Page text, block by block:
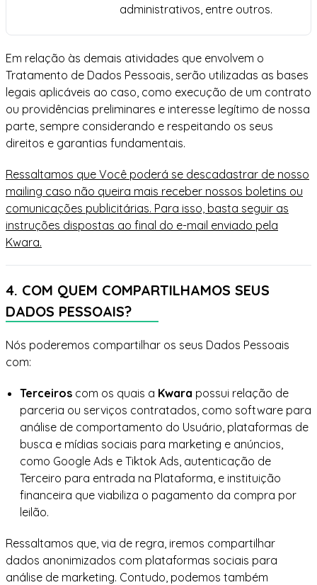
administrativos, entre outros.
Em relação às demais atividades que envolvem o
Tratamento de Dados Pessoais, serão utilizadas as bases
legais aplicáveis ao caso, como execução de um contrato
ou providências preliminares e interesse legítimo de nossa
parte, sempre considerando e respeitando os seus
direitos e garantias fundamentais.
Ressaltamos que Você poderá se descadastrar de nosso
mailing caso não queira mais receber nossos boletins ou
comunicações publicitárias. Para isso, basta seguir as
instruções dispostas ao final do e-mail enviado pela
Kwara.
4. COM QUEM COMPARTILHAMOS SEUS
DADOS PESSOAIS?
Nós poderemos compartilhar os seus Dados Pessoais
com:
Terceiros com os quais a Kwara possui relação de
parceria ou serviços contratados, como software para
análise de comportamento do Usuário, plataformas de
busca e mídias sociais para marketing e anúncios,
como Google Ads e Tiktok Ads, autenticação de
Terceiro para entrada na Plataforma, e instituição
financeira que viabiliza o pagamento da compra por
leilão.
Ressaltamos que, via de regra, iremos compartilhar
dados anonimizados com plataformas sociais para
análise de marketing. Contudo, podemos também